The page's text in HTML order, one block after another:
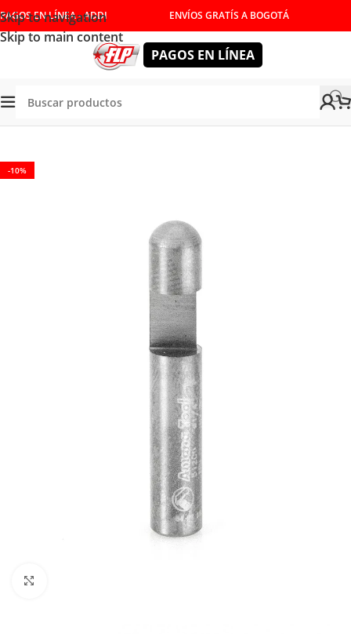
Skip to navigation
Skip to main content
PAGOS EN LÍNEA - ADDI ENVÍOS GRATÍS A BOGOTÁ
PAGOS EN LÍNEA
Tienda/HERRAMIENTAS DE CORTE RELIMPIAR
-10%